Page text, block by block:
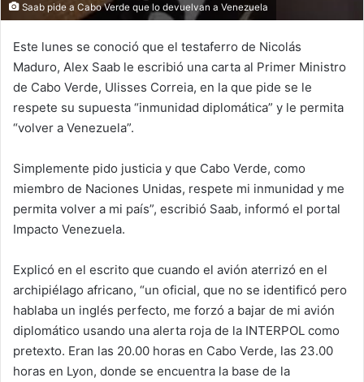
Saab pide a Cabo Verde que lo devuelvan a Venezuela
Este lunes se conoció que el testaferro de Nicolás
Maduro, Alex Saab le escribió una carta al Primer Ministro
de Cabo Verde, Ulisses Correia, en la que pide se le
respete su supuesta “inmunidad diplomática” y le permita
“volver a Venezuela”.
Simplemente pido justicia y que Cabo Verde, como
miembro de Naciones Unidas, respete mi inmunidad y me
permita volver a mi país”, escribió Saab, informó el portal
Impacto Venezuela.
Explicó en el escrito que cuando el avión aterrizó en el
archipiélago africano, “un oficial, que no se identificó pero
hablaba un inglés perfecto, me forzó a bajar de mi avión
diplomático usando una alerta roja de la INTERPOL como
pretexto. Eran las 20.00 horas en Cabo Verde, las 23.00
horas en Lyon, donde se encuentra la base de la